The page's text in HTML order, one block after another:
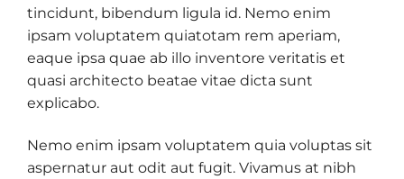
tincidunt, bibendum ligula id. Nemo enim
ipsam voluptatem quiatotam rem aperiam,
eaque ipsa quae ab illo inventore veritatis et
quasi architecto beatae vitae dicta sunt
explicabo.
Nemo enim ipsam voluptatem quia voluptas sit
aspernatur aut odit aut fugit. Vivamus at nibh